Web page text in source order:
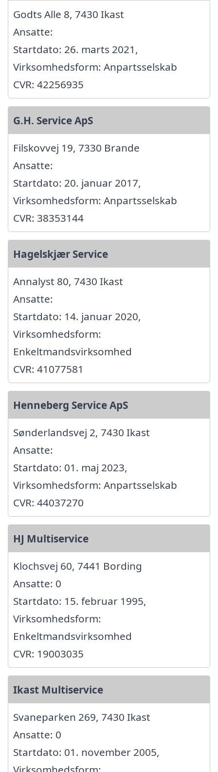
Godts Alle 8, 7430 Ikast
Ansatte:
Startdato: 26. marts 2021,
Virksomhedsform: Anpartsselskab
CVR: 42256935
G.H. Service ApS
Filskovvej 19, 7330 Brande
Ansatte:
Startdato: 20. januar 2017,
Virksomhedsform: Anpartsselskab
CVR: 38353144
Hagelskjær Service
Annalyst 80, 7430 Ikast
Ansatte:
Startdato: 14. januar 2020,
Virksomhedsform:
Enkeltmandsvirksomhed
CVR: 41077581
Henneberg Service ApS
Sønderlandsvej 2, 7430 Ikast
Ansatte:
Startdato: 01. maj 2023,
Virksomhedsform: Anpartsselskab
CVR: 44037270
HJ Multiservice
Klochsvej 60, 7441 Bording
Ansatte: 0
Startdato: 15. februar 1995,
Virksomhedsform:
Enkeltmandsvirksomhed
CVR: 19003035
Ikast Multiservice
Svaneparken 269, 7430 Ikast
Ansatte: 0
Startdato: 01. november 2005,